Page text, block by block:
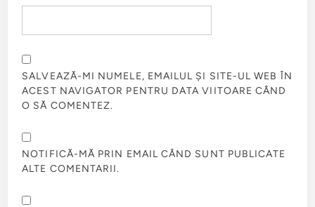
SALVEAZĂ-MI NUMELE, EMAILUL ȘI SITE-UL WEB ÎN
ACEST NAVIGATOR PENTRU DATA VIITOARE CÂND
O SĂ COMENTEZ.
NOTIFICĂ-MĂ PRIN EMAIL CÂND SUNT PUBLICATE
ALTE COMENTARII.